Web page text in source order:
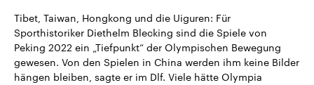
Tibet, Taiwan, Hongkong und die Uiguren: Für
Sporthistoriker Diethelm Blecking sind die Spiele von
Peking 2022 ein „Tiefpunkt“ der Olympischen Bewegung
gewesen. Von den Spielen in China werden ihm keine Bilder
hängen bleiben, sagte er im Dlf. Viele hätte Olympia